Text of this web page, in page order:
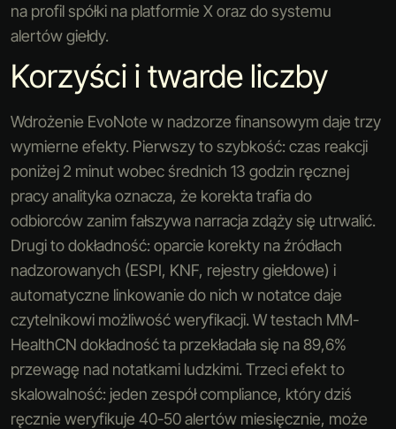
na profil spółki na platformie X oraz do systemu
alertów giełdy.
Korzyści i twarde liczby
Wdrożenie EvoNote w nadzorze finansowym daje trzy
wymierne efekty. Pierwszy to szybkość: czas reakcji
poniżej 2 minut wobec średnich 13 godzin ręcznej
pracy analityka oznacza, że korekta trafia do
odbiorców zanim fałszywa narracja zdąży się utrwalić.
Drugi to dokładność: oparcie korekty na źródłach
nadzorowanych (ESPI, KNF, rejestry giełdowe) i
automatyczne linkowanie do nich w notatce daje
czytelnikowi możliwość weryfikacji. W testach MM-
HealthCN dokładność ta przekładała się na 89,6%
przewagę nad notatkami ludzkimi. Trzeci efekt to
skalowalność: jeden zespół compliance, który dziś
ręcznie weryfikuje 40-50 alertów miesięcznie, może